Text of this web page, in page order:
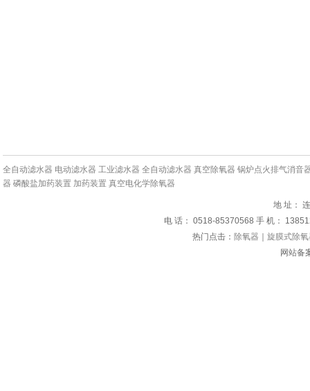
全自动滤水器 电动滤水器 工业滤水器 全自动滤水器 真空除氧器 锅炉点火排气消音
器 磷酸盐加药装置 加药装置 真空电化学除氧器
地 址：
电 话： 0518-85370568 手 机：
热门点击： 除氧器
旋膜式除
网站备